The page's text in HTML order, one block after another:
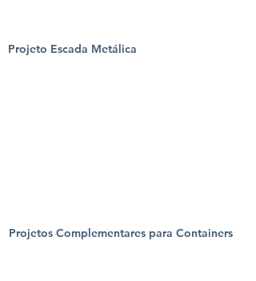
Projeto Escada Metálica
Projetos Complementares para Containers